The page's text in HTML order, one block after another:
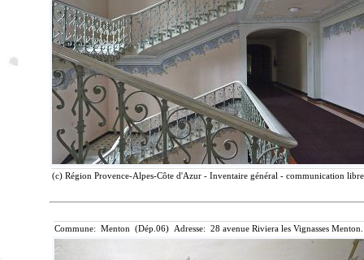
(c) Région Provence-Alpes-Côte d'Azur - Inventaire général - communication
Commune: Menton (Dép.06) Adresse: 28 avenue Riviera les Vignasses